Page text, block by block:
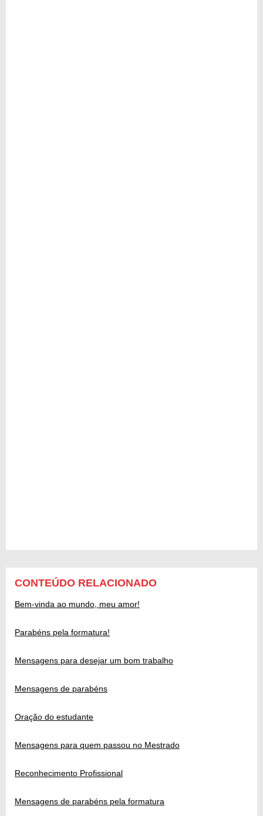
CONTEÚDO RELACIONADO
Bem-vinda ao mundo, meu amor!
Parabéns pela formatura!
Mensagens para desejar um bom trabalho
Mensagens de parabéns
Oração do estudante
Mensagens para quem passou no Mestrado
Reconhecimento Profissional
Mensagens de parabéns pela formatura